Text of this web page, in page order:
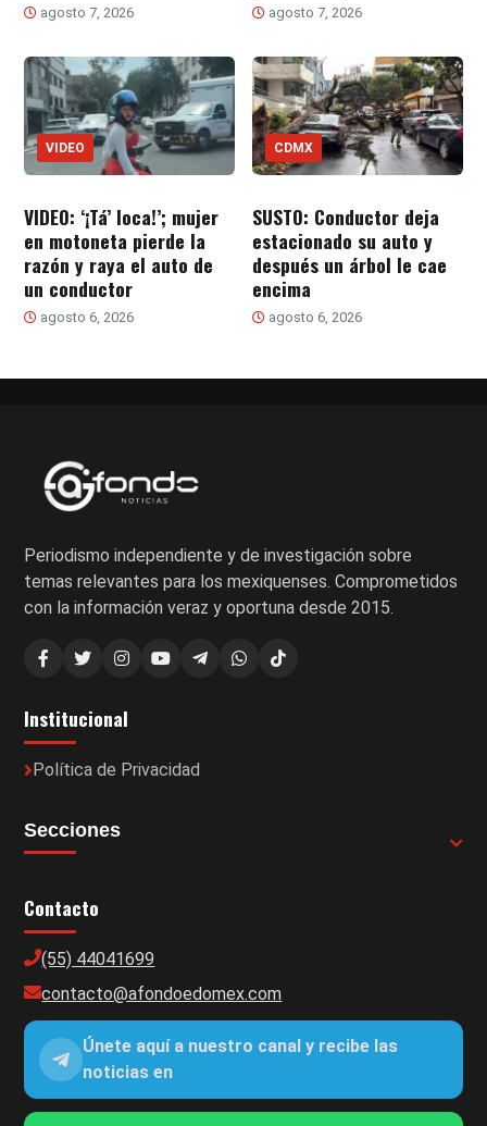
agosto 7, 2026 agosto 7, 2026
VIDEO
VIDEO: ‘¡Tá’ loca!’; mujer
en motoneta pierde la
razón y raya el auto de
un conductor
agosto 6, 2026
CDMX
SUSTO: Conductor deja
estacionado su auto y
después un árbol le cae
encima
agosto 6, 2026
Periodismo independiente y de investigación sobre
temas relevantes para los mexiquenses. Comprometidos
con la información veraz y oportuna desde 2015.
Institucional
Política de Privacidad
Secciones
Contacto
(55) 44041699
contacto@afondoedomex.com
Únete aquí a nuestro canal y recibe las
noticias en